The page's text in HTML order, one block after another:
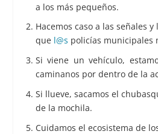
a los más pequeños.
Hacemos caso a las señales
que l@s policías municipales
Si viene un vehículo,
caminanos por dentro de la
Si llueve, sacamos el
de la mochila.
Cuidamos el ecosistema de